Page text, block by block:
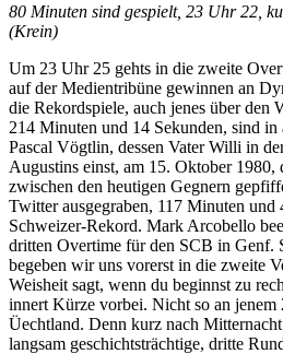
80 Minuten sind gespielt, 23 Uhr 22,
(Krein)
Um 23 Uhr 25 gehts in die zweite
auf der Medientribüne gewinnen an
die Rekordspiele, auch jenes über den
214 Minuten und 14 Sekunden, sind
Pascal Vögtlin, dessen Vater Willi in
Augustins einst, am 15. Oktober
zwischen den heutigen Gegnern
Twitter ausgegraben, 117 Minuten und
Schweizer-Rekord. Mark Arcobello
dritten Overtime für den SCB in Genf.
begeben wir uns vorerst in die zweite
Weisheit sagt, wenn du beginnst zu
innert Kürze vorbei. Nicht so an
Üechtland. Denn kurz nach
langsam geschichtsträchtige, dritte